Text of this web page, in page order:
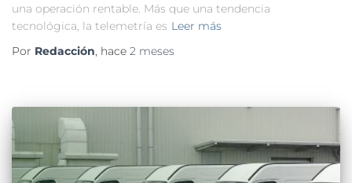
una operación rentable. Más que una tendencia
tecnológica, la telemetría es Leer más
Por Redacción, hace 2 meses